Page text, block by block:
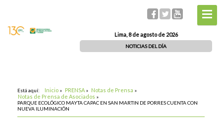
Lima, 8 de agosto de 2026
NOTICIAS DEL DÍA
Está aquí: Inicio » PRENSA » Notas de Prensa »
Notas de Prensa de Asociados »
PARQUE ECOLÓGICO MAYTA CAPAC EN SAN MARTIN DE PORRES CUENTA CON
NUEVA ILUMINACIÓN